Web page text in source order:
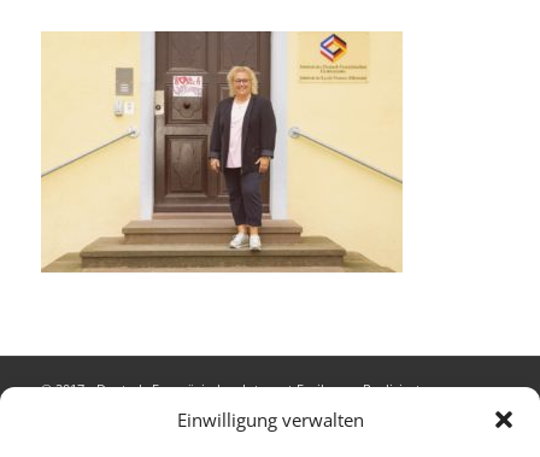
Einwilligung verwalten
© 2017 - Deutsch-Französisches Internat Freiburg - Realisiert von